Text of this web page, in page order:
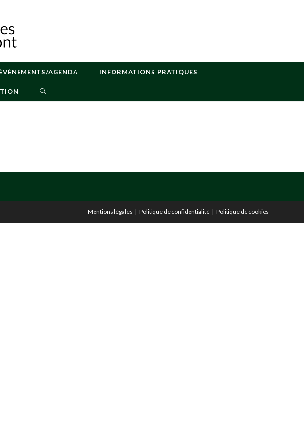
ÉVÉNEMENTS/AGENDA INFORMATIONS PRATIQUES
TOGGLE
Mentions légales Politique de confidentialité Politique de cookies